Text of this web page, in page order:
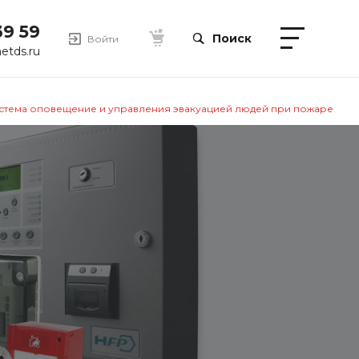
59 Войти Поиск
оповещение и управления эвакуацией людей при пожаре